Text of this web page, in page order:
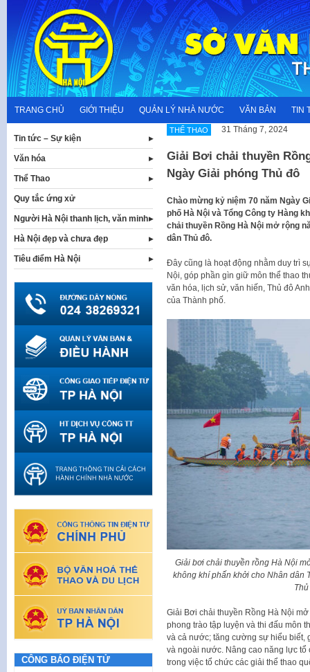
content
TRANG CHỦ GIỚI THIỆU QUẢN LÝ NHÀ NƯỚC VĂN BẢN TIN
THỂ THAO 31 Tháng 7, 2024
Giải Bơi chải thuyền
Ngày Giải phóng Thủ đô
Chào mừng kỷ niệm 70 năm Ngày
phố Hà Nội và Tổng Công ty Hàng
chải thuyền Rồng Hà Nội mở rộng
dân Thủ đô.
Đây cũng là hoạt động nhằm duy trì
Nội, góp phần gìn giữ môn thể thao
văn hóa, lịch sử, văn hiến, Thủ đô
của Thành phố.
Giải bơi chải thuyền rồng Hà Nội
không khí phấn khởi cho Nhân dân
Giải Bơi chải thuyền Rồng Hà Nội
phong trào tập luyện và thi đấu môn
và cả nước; tăng cường sự hiểu biết,
và ngoài nước. Nâng cao năng lực tổ
trong việc tổ chức các giải thể thao
Tin tức – Sự kiện
Văn hóa
Thể Thao
Quy tắc ứng xử
Người Hà Nội thanh lịch, văn minh
Hà Nội đẹp và chưa đẹp
Tiêu điểm Hà Nội
CÔNG BÁO ĐIỆN TỬ